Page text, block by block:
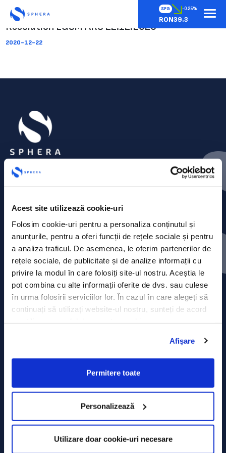
Acest site utilizează cookie-uri
Folosim cookie-uri pentru a personaliza conținutul și
anunțurile, pentru a oferi funcții de rețele sociale și pentru
a analiza traficul. De asemenea, le oferim partenerilor de
rețele sociale, de publicitate și de analize informații cu
privire la modul în care folosiți site-ul nostru. Aceștia le
pot combina cu alte informații oferite de dvs. sau culese
în urma folosirii serviciilor lor. În cazul în care alegeți să
continuați să utilizați website-ul nostru, sunteți de acord
Afişare
Permitere toate
Personalizează
Utilizare doar cookie-uri necesare
SFG -0.25%
RON39.3
Resolution EGSM ARS 22.12.2020
2020-12-22
Press releases
Privacy Policy
Contact
Data Processing policy
Cookie policy